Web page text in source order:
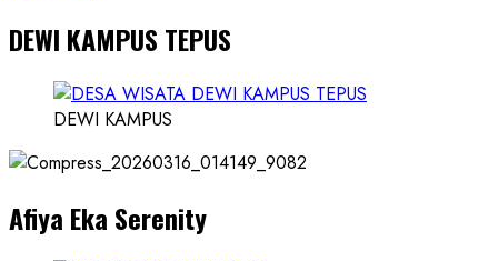
about
Konsep
Karnus
Dokter
Ilmuwan
DEWI KAMPUS TEPUS
DEWI KAMPUS
Afiya Eka Serenity